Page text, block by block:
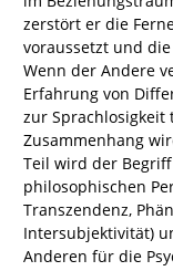
zerstört er die
voraussetzt und
Wenn der Andere
Erfahrung von
zur
Zusammenhang
Teil wird der
philosophischen
Transzendenz,
Intersubjektivität)
Anderen für die